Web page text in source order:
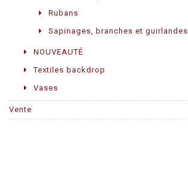
Rubans
Sapinages, branches et guirlandes
NOUVEAUTÉ
Textiles backdrop
Vases
Vente